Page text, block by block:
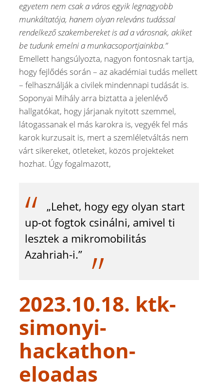
egyetem nem csak a város egyik legnagyobb
munkáltatója, hanem olyan releváns tudással
rendelkező szakembereket is ad a városnak, akiket
be tudunk emelni a munkacsoportjainkba.”
Emellett hangsúlyozta, nagyon fontosnak tartja,
hogy fejlődés során – az akadémiai tudás mellett
– felhasználják a civilek mindennapi tudását is.
Soponyai Mihály arra biztatta a jelenlévő
hallgatókat, hogy járjanak nyitott szemmel,
látogassanak el más karokra is, vegyék fel más
karok kurzusait is, mert a szemléletváltás nem
várt sikereket, ötleteket, közös projekteket
hozhat. Úgy fogalmazott,
„Lehet, hogy egy olyan start
up-ot fogtok csinálni, amivel ti
lesztek a mikromobilitás
Azahriah-i.”
2023.10.18. ktk-
simonyi-
hackathon-
eloadas